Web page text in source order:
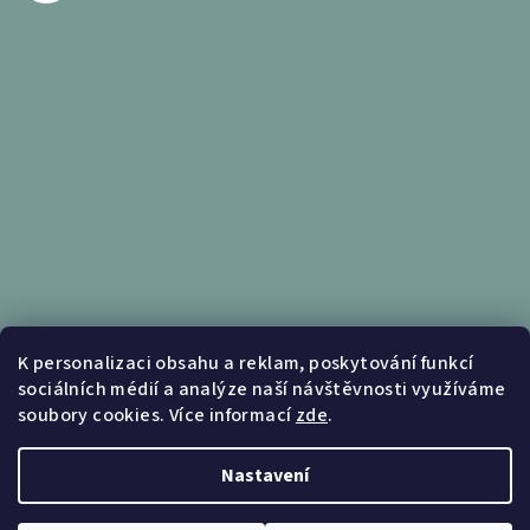
K personalizaci obsahu a reklam, poskytování funkcí
sociálních médií a analýze naší návštěvnosti využíváme
soubory cookies. Více informacízde.
Nastavení
Informace pro vás
Obchodní podmínky